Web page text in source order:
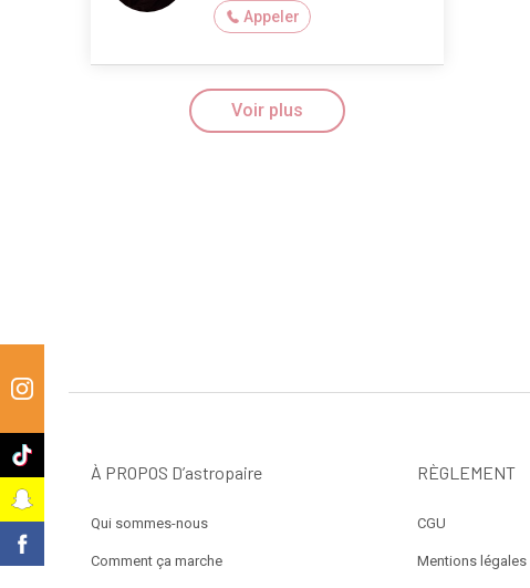
Appeler
Voir plus
À PROPOS D’astropaire
Qui sommes-nous
Comment ça marche
RÈGLEMENT
CGU
Mentions légales